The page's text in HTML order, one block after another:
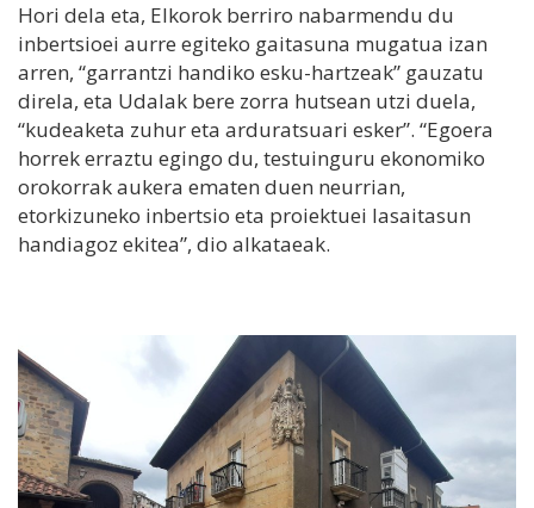
Hori dela eta, Elkorok berriro nabarmendu du
inbertsioei aurre egiteko gaitasuna mugatua izan
arren, “garrantzi handiko esku-hartzeak” gauzatu
direla, eta Udalak bere zorra hutsean utzi duela,
“kudeaketa zuhur eta arduratsuari esker”. “Egoera
horrek erraztu egingo du, testuinguru ekonomiko
orokorrak aukera ematen duen neurrian,
etorkizuneko inbertsio eta proiektuei lasaitasun
handiagoz ekitea”, dio alkataeak.